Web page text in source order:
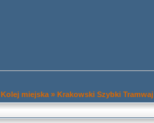
Kolej miejska » Krakowski Szybki Tramwaj